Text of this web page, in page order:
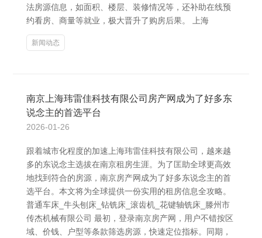
法房源信息，如面积、楼层、装修情况等，还补助在线预
约看房、商量等就业，极大晋升了购房后果。 上海
新闻动态
南京上海玮雷佳科技有限公司房产网成为了好多东
说念主的首选平台
2026-01-26
跟着城市化程度的加速上海玮雷佳科技有限公司，越来越
多的东说念主选拔在南京租房生涯。为了匡助全球更高效
地找到符合的房源，南京房产网成为了好多东说念主的首
选平台。本文将为全球提供一份实用的租房信息全攻略。
普通车床_牛头刨床_钻铣床_滚齿机_花键轴铣床_滕州市
传杰机械有限公司 最初，登录南京房产网，用户不错按区
域、价钱、户型等条款筛选房源，快速定位指标。同期，